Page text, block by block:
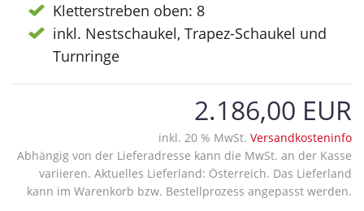
Kletterstreben oben: 8
inkl. Nestschaukel, Trapez-Schaukel und
Turnringe
2.186,00 EUR
inkl. 20 % MwSt. Versandkosteninfo
Abhängig von der Lieferadresse kann die MwSt. an der Kasse
variieren. Aktuelles Lieferland: Österreich. Das Lieferland
kann im Warenkorb bzw. Bestellprozess angepasst werden.